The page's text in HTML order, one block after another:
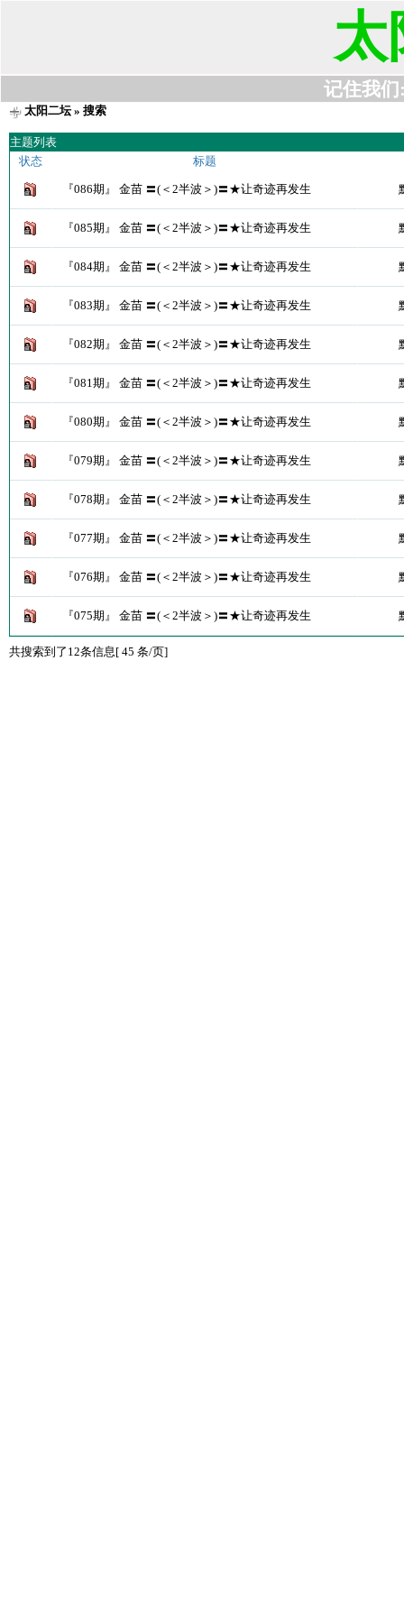
太
记住我们
太阳二坛» 搜索
主题列表
状态
标题
『086期』 金苗 〓(＜2半波＞)〓★让奇迹再发生
『085期』 金苗 〓(＜2半波＞)〓★让奇迹再发生
『084期』 金苗 〓(＜2半波＞)〓★让奇迹再发生
『083期』 金苗 〓(＜2半波＞)〓★让奇迹再发生
『082期』 金苗 〓(＜2半波＞)〓★让奇迹再发生
『081期』 金苗 〓(＜2半波＞)〓★让奇迹再发生
『080期』 金苗 〓(＜2半波＞)〓★让奇迹再发生
『079期』 金苗 〓(＜2半波＞)〓★让奇迹再发生
『078期』 金苗 〓(＜2半波＞)〓★让奇迹再发生
『077期』 金苗 〓(＜2半波＞)〓★让奇迹再发生
『076期』 金苗 〓(＜2半波＞)〓★让奇迹再发生
『075期』 金苗 〓(＜2半波＞)〓★让奇迹再发生
共搜索到了12条信息[ 45 条/页]